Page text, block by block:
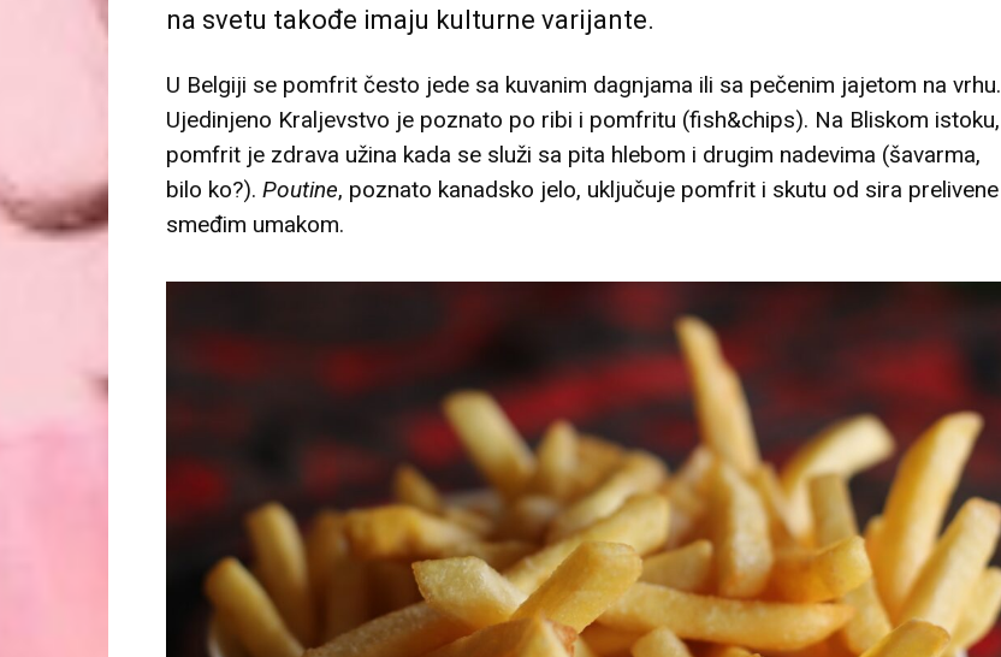
na svetu takođe imaju kulturne varijante.
U Belgiji se pomfrit često jede sa kuvanim dagnjama ili sa pečenim jajetom na vrhu.
Ujedinjeno Kraljevstvo je poznato po ribi i pomfritu (fish&chips). Na Bliskom istoku,
pomfrit je zdrava užina kada se služi sa pita hlebom i drugim nadevima (šavarma,
bilo ko?). Poutine, poznato kanadsko jelo, uključuje pomfrit i skutu od sira prelivene
smeđim umakom.